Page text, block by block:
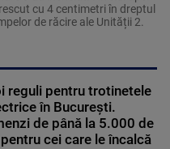
cu 4 centimetri în dreptul
de răcire ale Unității 2.
reguli pentru trotinetele
în București.
de până la 5.000 de
cei care le încalcă